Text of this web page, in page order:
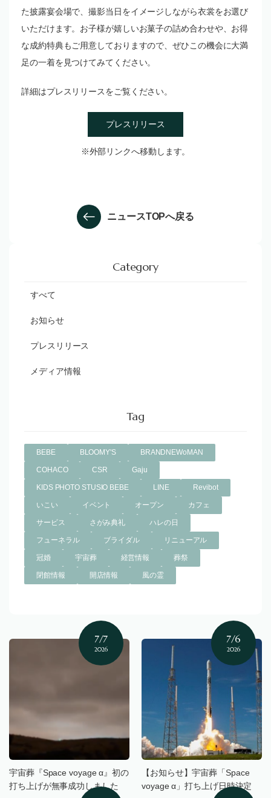
た披露宴会場で、撮影当日をイメージしながら衣裳をお選び
いただけます。お子様が嬉しいお菓子の詰め合わせや、お得
な成約特典もご用意しておりますので、ぜひこの機会に大満
足の一着を見つけてみてください。
詳細はプレスリリースをご覧ください。
プレスリリース
※外部リンクへ移動します。
ニュースTOPへ戻る
Category
すべて
お知らせ
プレスリリース
メディア情報
Tag
BEBE BLOOMY'S BRANDNEWoMAN
COHACO CSR Gaju
KIDS PHOTO STUSIO BEBE LINE Revibot
いこい イベント オープン カフェ
サービス さがみ典礼 ハレの日
フューネラル ブライダル リニューアル
冠婚 宇宙葬 経営情報 葬祭
閉館情報 開店情報 風の霊
7/7
2026
宇宙葬『Space voyage α』初の
打ち上げが無事成功しました
7/6
2026
【お知らせ】宇宙葬「Space
voyage α」打ち上げ日時決定